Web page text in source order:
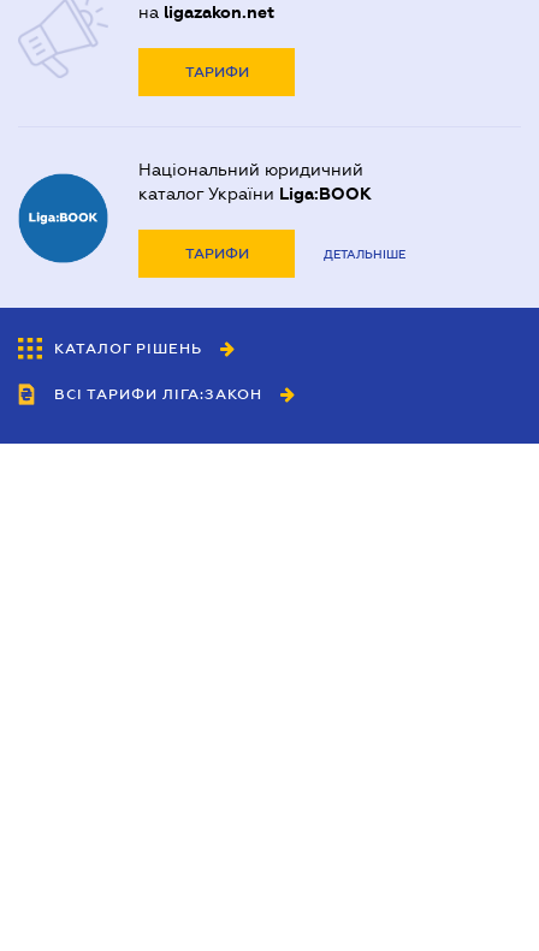
на ligazakon.net
ТАРИФИ
Національний юридичний
каталог України Liga:BOOK
ТАРИФИ ДЕТАЛЬНІШЕ
КАТАЛОГ РІШЕНЬ
ВСІ ТАРИФИ ЛІГА:ЗАКОН